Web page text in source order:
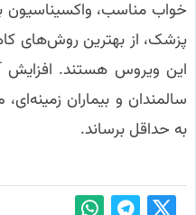
خواب مناسب،
پزشک، از بهترین روش‌های
این ویروس هستند. افزایش
سالمندان و بیماران
به حداقل برساند.